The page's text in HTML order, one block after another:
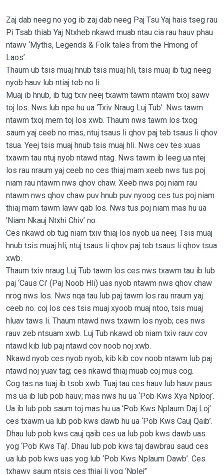
Zaj dab neeg no yog ib zaj dab neeg Paj Tsu Yaj hais tseg rau
Pi Tsab thiab Yaj Ntxheb nkawd muab ntau cia rau hauv phau
ntawv ‘Myths, Legends & Folk tales from the Hmong of
Laos’.
Thaum ub tsis muaj hnub tsis muaj hli, tsis muaj ib tug neeg
nyob hauv lub ntiaj teb no li.
Muaj ib hnub, ib tug txiv neej txawm tawm ntawm txoj sawv
toj los. Nws lub npe hu ua ‘Txiv Nraug Luj Tub’. Nws tawm
ntawm txoj mem toj los xwb. Thaum nws tawm los txog
saum yaj ceeb no mas, ntuj tsaus li qhov paj teb tsaus li qhov
tsua. Yeej tsis muaj hnub tsis muaj hli. Nws cev tes xuas
txawm tau ntuj nyob ntawd ntag. Nws tawm ib leeg ua ntej
los rau nraum yaj ceeb no ces thiaj mam xeeb nws tus poj
niam rau ntawm nws qhov chaw. Xeeb nws poj niam rau
ntawm nws qhov chaw puv hnub puv nyoog ces tus poj niam
thiaj mam tawm lawv qab los. Nws tus poj niam mas hu ua
‘Niam Nkauj Ntxhi Chiv’ no.
Ces nkawd ob tug niam txiv thiaj los nyob ua neej. Tsis muaj
hnub tsis muaj hli; ntuj tsaus li qhov paj teb tsaus li qhov tsua
xwb.
Thaum txiv nraug Luj Tub tawm los ces nws txawm tau ib lub
paj ‘Caus Ci’ (Paj Noob Hli) uas nyob ntawm nws qhov chaw
nrog nws los. Nws nqa tau lub paj tawm los rau nraum yaj
ceeb no. coj los ces tsis muaj xyoob muaj ntoo, tsis muaj
hluav taws li. Thaum ntawd nws txawm los nyob; ces nws
rauv zeb ntsuam xwb. Luj Tub nkawd ob niam txiv rauv cov
ntawd kib lub paj ntawd cov noob noj xwb.
Nkawd nyob ces nyob nyob, kib kib cov noob ntawm lub paj
ntawd noj yuav tag; ces nkawd thiaj muab coj mus cog.
Cog tas na tuaj ib tsob xwb. Tuaj tau ces hauv lub hauv paus
ms ua ib lub pob hauv; mas nws hu ua ‘Pob Kws Xya Nplooj’.
Ua ib lub pob saum toj mas hu ua ‘Pob Kws Nplaum Daj Loj’
ces txawm ua lub pob kws dawb hu ua ‘Pob Kws Cauj Qaib’.
Dhau lub pob kws cauj qaib ces ua lub pob kws dawb uas
yog ‘Pob Kws Taj’. Dhau lub pob kws taj dawbrau saud ces
ua lub pob kws uas yog lub ‘Pob Kws Nplaum Dawb’. Ces
txhawv saum ntsis ces thiaj li yog ‘Nplej’’